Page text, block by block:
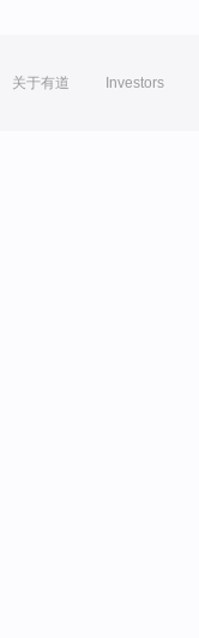
关于有道 Investors